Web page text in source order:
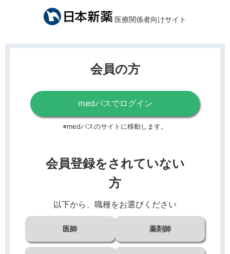
医療関係者向けサイト
会員の方
medパスでログイン
※medパスのサイトに移動します。
会員登録をされていない
方
以下から、職種をお選びください
医師 薬剤師